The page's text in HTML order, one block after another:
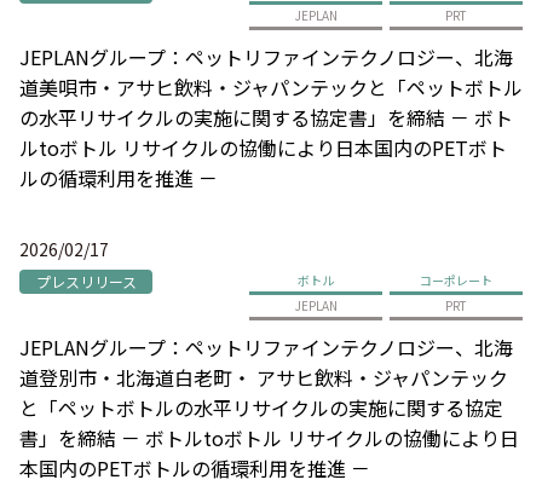
JEPLAN
PRT
JEPLANグループ：ペットリファインテクノロジー、北海
道美唄市・アサヒ飲料・ジャパンテックと「ペットボトル
の水平リサイクルの実施に関する協定書」を締結 － ボト
ルtoボトル リサイクルの協働により日本国内のPETボト
ルの循環利用を推進 －
2026/02/17
プレスリリース ボトル
コーポレート
JEPLAN
PRT
JEPLANグループ：ペットリファインテクノロジー、北海
道登別市・北海道白老町・ アサヒ飲料・ジャパンテック
と「ペットボトルの水平リサイクルの実施に関する協定
書」を締結 － ボトルtoボトル リサイクルの協働により日
本国内のPETボトルの循環利用を推進 －